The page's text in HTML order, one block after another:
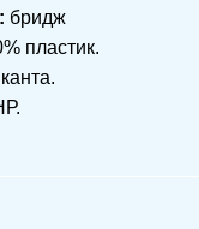
бридж
пластик.